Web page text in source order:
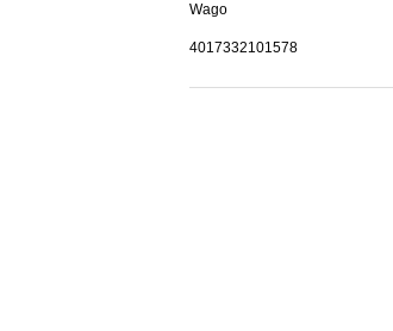
Wago
4017332101578